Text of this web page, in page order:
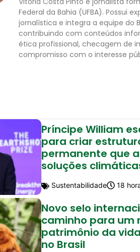
Federal da Bahia (UFBA). Possui
jornalística e integra a equipe do
contribuindo com conteúdos
ética profissional, checagem de
compromisso com o interesse
Príncipe William
para criar
permanente que
soluções
Sustentabilidade 18
Novo selo
caminho para um
patrimônio da
no Brasil